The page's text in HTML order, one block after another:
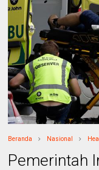
Beranda Nasional
Pemerintah